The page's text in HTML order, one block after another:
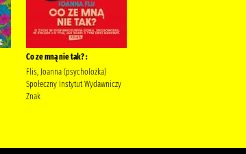
Co ze mną nie tak? :
Flis, Joanna (psycholożka)
Społeczny Instytut Wydawniczy
Znak